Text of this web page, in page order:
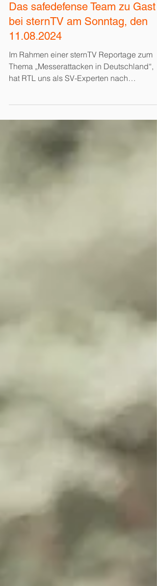
Das safedefense Team zu Gast
bei sternTV am Sonntag, den
11.08.2024
Im Rahmen einer sternTV Reportage zum
Thema „Messerattacken in Deutschland“,
Erfahrungen, Tipps und...